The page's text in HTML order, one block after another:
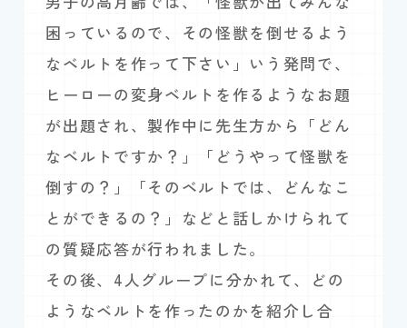
困っているので、その怪獣を倒せるよう
なベルトを作って下さい」いう発問で、
ヒーローの変身ベルトを作るようなお題
が出題され、製作中に先生方から「どん
なベルトですか？」「どうやって怪獣を
倒すの？」「そのベルトでは、どんなこ
とができるの？」などと話しかけられて
の質疑応答が行われました。
その後、4人グループに分かれて、どの
ようなベルトを作ったのかを紹介し合